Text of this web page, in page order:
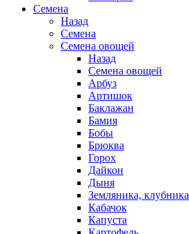
Семена
Назад
Семена
Семена овощей
Назад
Семена овощей
Арбуз
Артишок
Баклажан
Бамия
Бобы
Брюква
Горох
Дайкон
Дыня
Земляника, клубника
Кабачок
Капуста